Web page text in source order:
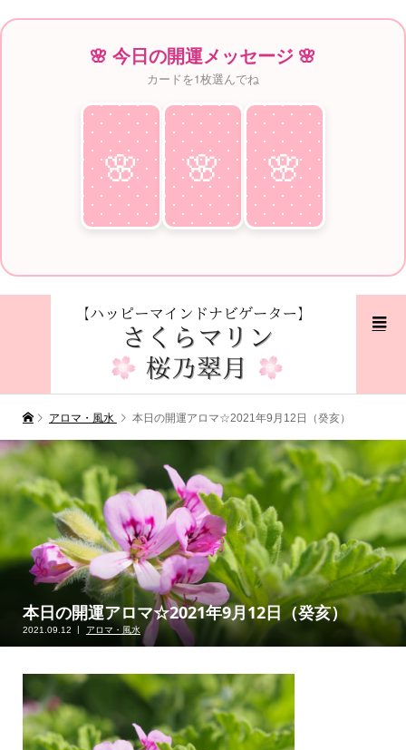
🌸 今日の開運メッセージ 🌸
カードを1枚選んでね
🌸
♥ 🌸
♥ 🌸
♥
アロマ・風水 本日の開運アロマ☆2021年9月12日（癸亥）
本日の開運アロマ☆2021年9月12日（癸亥）
2021.09.12 アロマ・風水